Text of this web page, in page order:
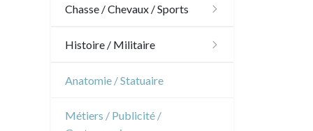
Italie
Rome
Espagne / Portugal
Pierre-Joseph Redouté
Architecture
Chasse / Chevaux / Sports
Chasse
Histoire / Militaire
Militaire
Anatomie / Statuaire
Métiers / Publicité /